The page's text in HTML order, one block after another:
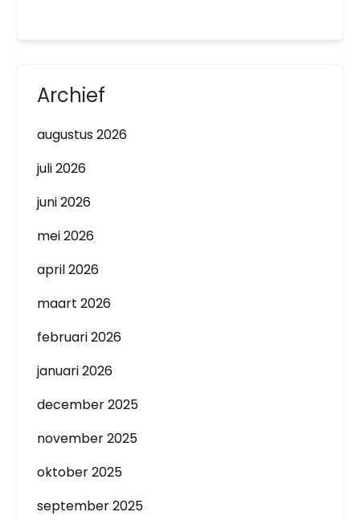
Archief
augustus 2026
juli 2026
juni 2026
mei 2026
april 2026
maart 2026
februari 2026
januari 2026
december 2025
november 2025
oktober 2025
september 2025